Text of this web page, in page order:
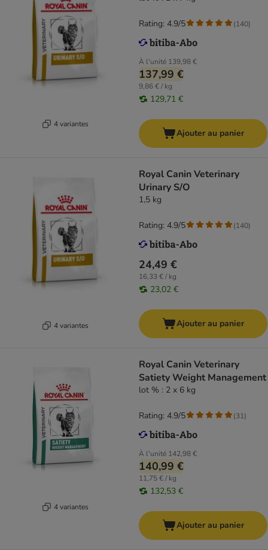
4 variantes
À l'unité 139,98 €
137,99 €
9,86 € / kg
129,71 €
Rating: 4.9/5 (140)
Ajouter au panier
4 variantes
Royal Canin Veterinary
Urinary S/O
1,5 kg
24,49 €
16,33 € / kg
23,02 €
Rating: 4.9/5 (140)
Ajouter au panier
4 variantes
Royal Canin Veterinary
Satiety Weight Management
lot % : 2 x 6 kg
À l'unité 142,98 €
140,99 €
11,75 € / kg
132,53 €
Rating: 4.9/5 (31)
Ajouter au panier